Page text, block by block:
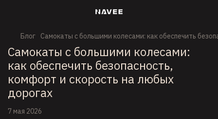
Блог Самокаты с большими колесами: как обеспечить
Самокаты с большими колесами:
как обеспечить безопасность,
комфорт и скорость на любых
дорогах
7 мая 2026